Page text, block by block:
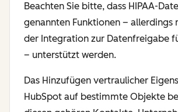
Beachten Sie bitte, dass HIPAA-
genannten Funktionen – allerdings
der Integration zur Datenfreigabe
– unterstützt werden.
Das Hinzufügen vertraulicher
HubSpot auf bestimmte Objekte